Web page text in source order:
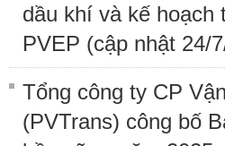
dầu khí và kế hoạch
PVEP (cập nhật 24/
Tổng công ty CP
(PVTrans) công bố